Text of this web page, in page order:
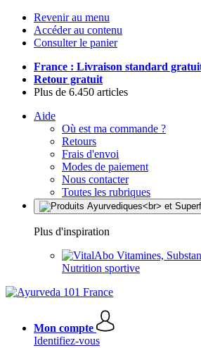
Revenir au menu
Accéder au contenu
Consulter le panier
France : Livraison standard
Retour gratuit
Plus de 6.450 articles
Aide
Où est ma commande ?
Retours
Frais d'envoi
Modes de paiement
Nous contacter
Toutes les rubriques
Plus d'inspiration
Vitamines,
Nutrition sportive
Mon compte
Identifiez-vous